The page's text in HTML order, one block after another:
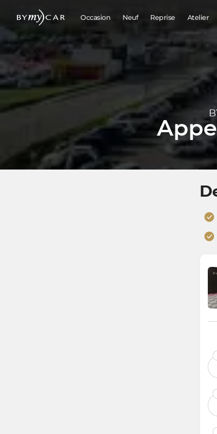
Occasion Neuf Reprise Atelier